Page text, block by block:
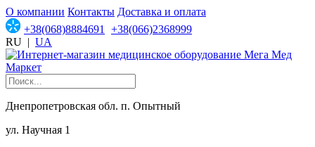
О компании Контакты Доставка и оплата
+38(068)8884691
+38(066)2368999
RU | UA
Днепропетровская обл. п. Опытный
ул. Научная 1